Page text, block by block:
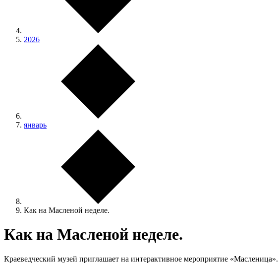
2026
январь
Как на Масленой неделе.
Как на Масленой неделе.
Краеведческий музей приглашает на интерактивное мероприятие «Масленица».